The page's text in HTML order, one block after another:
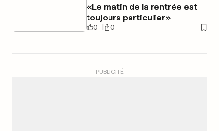
«Le matin de la rentrée est
toujours particulier»
0 0
PUBLICITÉ